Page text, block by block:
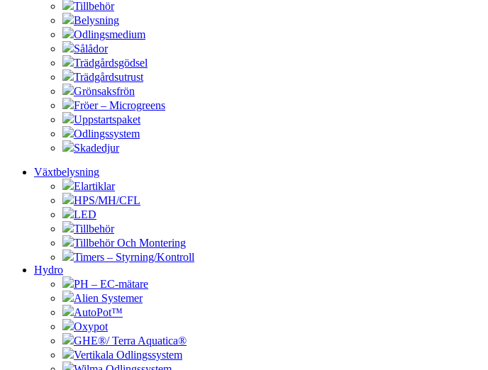
Tillbehör
Belysning
Odlingsmedium
Sålådor
Trädgårdsgödsel
Trädgårdsutrust
Grönsaksfrön
Fröer – Microgreens
Uppstartspaket
Odlingssystem
Skadedjur
Växtbelysning
Elartiklar
HPS/MH/CFL
LED
Tillbehör
Tillbehör Och Montering
Timers – Styrning/Kontroll
Hydro
PH – EC-mätare
Alien Systemer
AutoPot™
Oxypot
GHE®/ Terra Aquatica®
Vertikala Odlingssystem